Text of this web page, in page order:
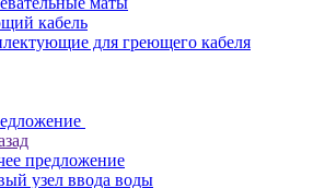
кабель
для греющего кабеля
предложение
узел ввода воды